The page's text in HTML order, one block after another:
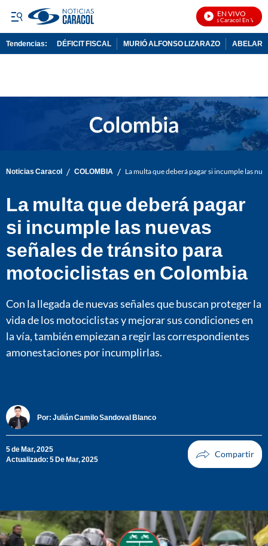
EN VIVO
Noticias Caracol En Vivo
Tendencias: DÉFICIT FISCAL MURIÓ ALFONSO LIZARAZO
Noticias Caracol / COLOMBIA / La multa que deberá pagar si incumple las
La multa que deberá pagar
si incumple las nuevas
señales de tránsito para
motociclistas en Colombia
Con la llegada de nuevas señales que buscan proteger la
vida de los motociclistas y mejorar sus condiciones en
la vía, también empiezan a regir las correspondientes
amonestaciones por incumplirlas.
Por: Julián Camilo Sandoval Blanco
5 de Mar, 2025
Actualizado: 5 De Mar, 2025